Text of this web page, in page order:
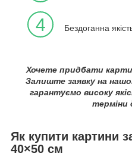
4 Бездоганна
Хочете придбати
Залиште заявку на
гарантуємо високу
терміни
Як купити картини
40×50 см